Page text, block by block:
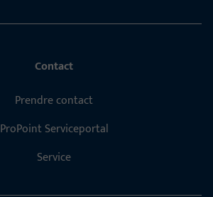
Contact
Prendre contact
ProPoint Serviceportal
Service